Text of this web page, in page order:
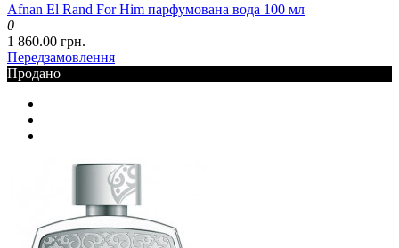
Afnan El Rand For Him парфумована вода 100 мл
0
1 860.00 грн.
Передзамовлення
Продано